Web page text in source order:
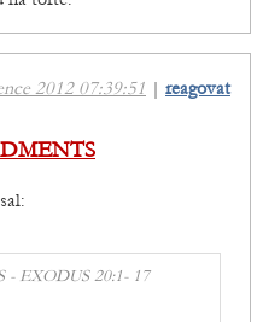
2012 07:39:51 | reagovat
EXODUS 20:1- 17